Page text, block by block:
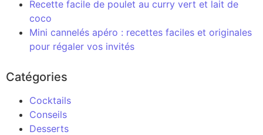
Recette facile de poulet au curry vert et lait de
coco
Mini cannelés apéro : recettes faciles et originales
pour régaler vos invités
Catégories
Cocktails
Conseils
Desserts